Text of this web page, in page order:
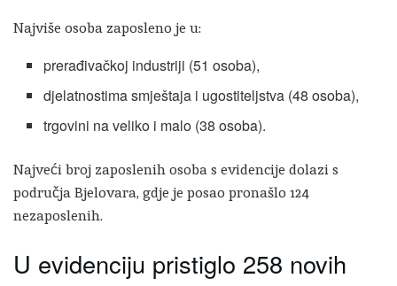
Najviše osoba zaposleno je u:
prerađivačkoj industriji (51 osoba),
djelatnostima smještaja i ugostiteljstva (48 osoba),
trgovini na veliko i malo (38 osoba).
Najveći broj zaposlenih osoba s evidencije dolazi s
područja Bjelovara, gdje je posao pronašlo 124
nezaposlenih.
U evidenciju pristiglo 258 novih